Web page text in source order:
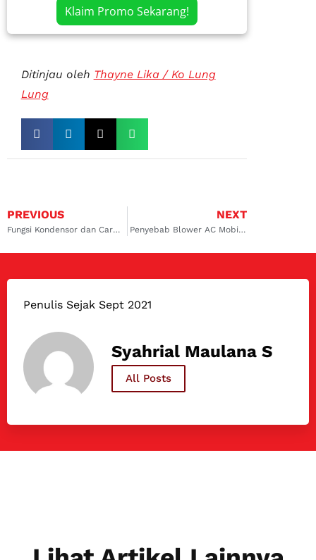
Klaim Promo Sekarang!
Ditinjau oleh Thayne Lika / Ko Lung
Lung
PREVIOUS
Fungsi Kondensor dan Cara Mengatasi Kondensor Kotor
NEXT
Penyebab Blower AC Mobil Lemah dan Cara Mengatasinya
Penulis Sejak Sept 2021
Syahrial Maulana S
All Posts